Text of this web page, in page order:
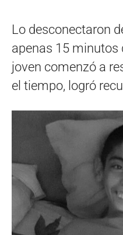
Lo desconectaron
apenas 15 minutos
joven comenzó a
el tiempo, logró